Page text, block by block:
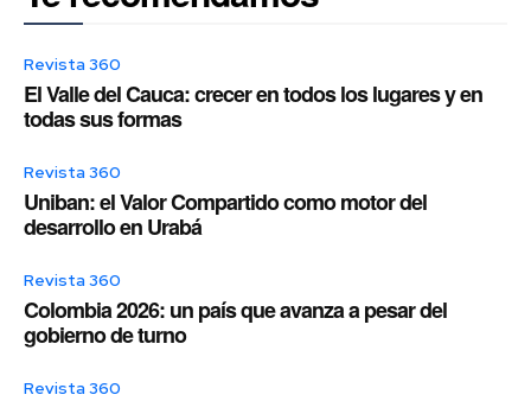
Revista 360
El Valle del Cauca: crecer en todos los lugares y en
todas sus formas
Revista 360
Uniban: el Valor Compartido como motor del
desarrollo en Urabá
Revista 360
Colombia 2026: un país que avanza a pesar del
gobierno de turno
Revista 360